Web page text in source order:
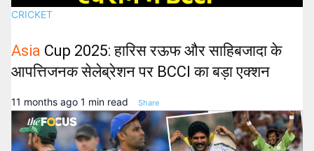
CRICKET
Asia Cup 2025: हारिस रऊफ और साहिबजादा के
आपत्तिजनक सेलेब्रेशन पर BCCI का बड़ा एक्शन
11 months ago 1 min read Share